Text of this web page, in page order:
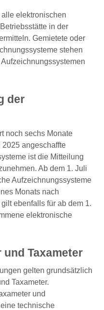
elektronischen
in der
Gemietete oder
stehen
der
noch sechs Monate
2025 angeschaffte
ist die Mitteilung
Ab dem 1. Juli
Aufzeichnungssysteme
Monats nach
ebenfalls für ab dem 1.
elektronische
Taxameter
gelten grundsätzlich
Taxameter.
und
technische